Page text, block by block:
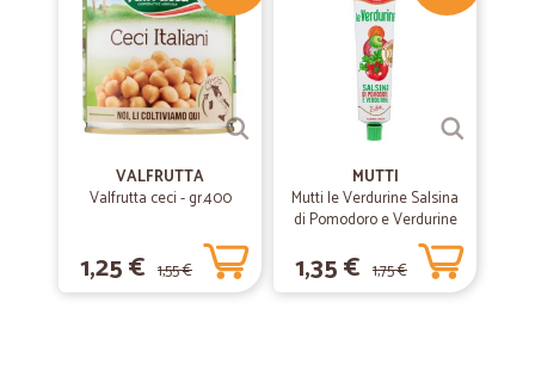
VALFRUTTA
Valfrutta ceci - gr.400
1,25 € 1,55 €
MUTTI
Mutti le Verdurine Salsina
di Pomodoro e Verdurine
1,35 € 1,75 €